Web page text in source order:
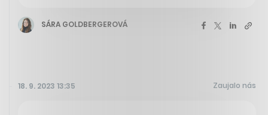
SÁRA GOLDBERGEROVÁ
18. 9. 2023 13:35 Zaujalo nás